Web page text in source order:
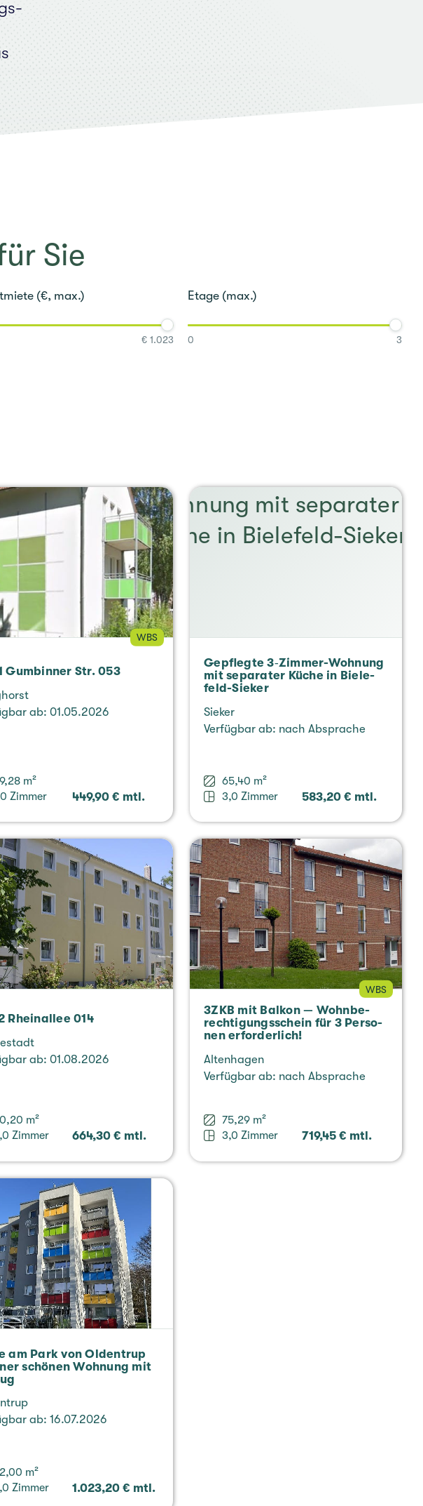
Sie
(€, max.)
€ 1.023
Etage (max.)
0 3
WBS
Gum­bin­ner Str. 053
ab: 01.05.2026
m²
Zimmer
449,90 € mtl.
Gepfleg­te 3‑Zim­mer-Woh­nung
mit sepa­ra­ter Küche in Bie­le­
feld-Sieker
Sieker
Ver­füg­bar ab: nach Abspra­che
65,40 m²
3,0 Zimmer
583,20 € mtl.
Rhein­al­lee 014
ab: 01.08.2026
m²
Zimmer
664,30 € mtl.
WBS
3ZKB mit Balkon — Wohn­be­
rech­ti­gungs­schein für 3 Per­so­
nen erfor­der­lich!
Alten­ha­gen
Ver­füg­bar ab: nach Abspra­che
75,29 m²
3,0 Zimmer
719,45 € mtl.
am Park von Olden­trup
schö­nen Woh­nung mit
ab: 16.07.2026
m²
Zimmer
1.023,20 € mtl.